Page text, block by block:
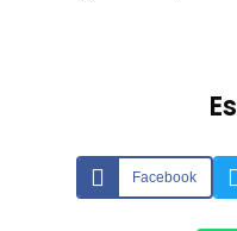
Facebook